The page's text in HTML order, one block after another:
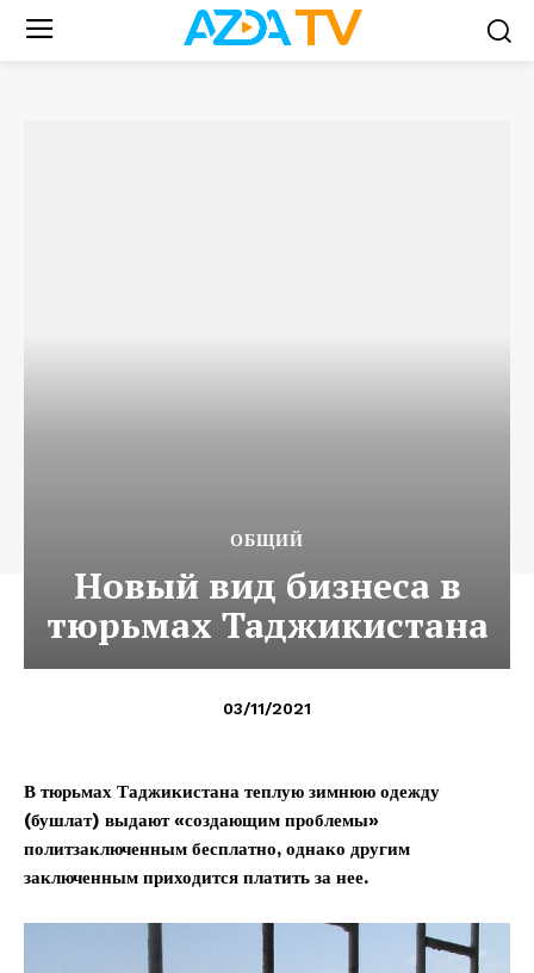
ОБЩИЙ
Новый вид бизнеса в
тюрьмах Таджикистана
03/11/2021
В тюрьмах Таджикистана теплую зимнюю одежду
(бушлат) выдают «создающим проблемы»
политзаключенным бесплатно, однако другим
заключенным приходится платить за нее.